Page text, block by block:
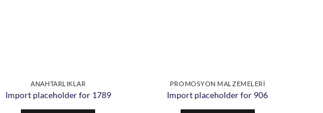
ANAHTARLIKLAR
Import placeholder for 1789
PROMOSYON MALZEMELERİ
Import placeholder for 906